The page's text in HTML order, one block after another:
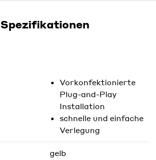
Spezifikationen
Vorkonfektionierte
Plug-and-Play
Installation
schnelle und einfache
Verlegung
gelb